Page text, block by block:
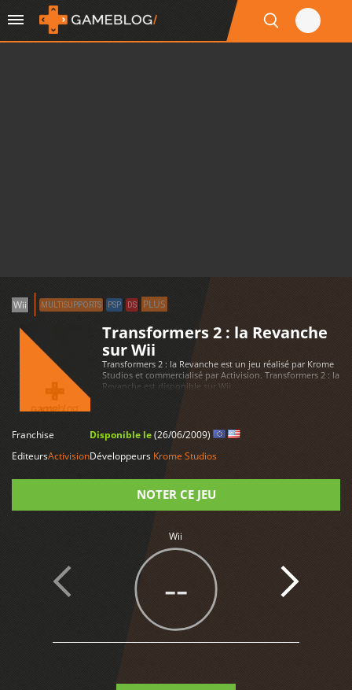
Wii MULTISUPPORTS PSP DS PLUS
Transformers 2 : la Revanche
sur Wii
Transformers 2 : la Revanche est un jeu réalisé par Krome
Studios et commercialisé par Activision. Transformers 2 : la
Revanche est disponible sur Wii
Franchise
EditeursActivision
Disponible le(26/06/2009)
Développeurs Krome Studios
NOTER CE JEU
Wii
--